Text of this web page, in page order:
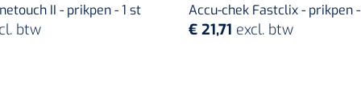
II - prikpen - 1 st
btw
Accu-chek Fastclix - prikpen
€ 21,71 excl. btw